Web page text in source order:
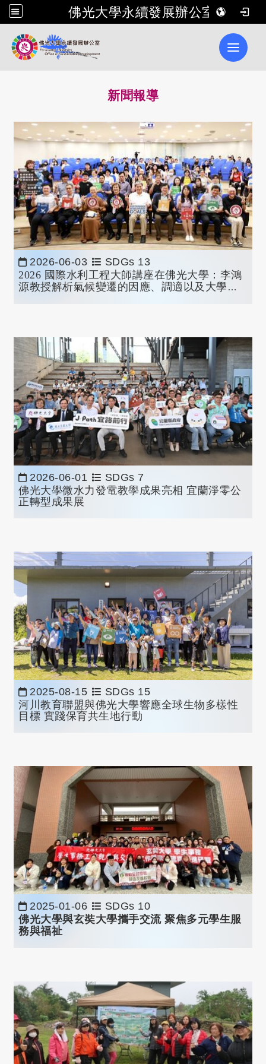
佛光大學永續發展辦公室
Toggle
新聞報導
2026-06-03
SDGs 13
2026 國際水利工程大師講座在佛光大學：李鴻
源教授解析氣候變遷的因應、調適以及大學社
2026-06-01
SDGs 7
佛光大學微水力發電教學成果亮相 宜蘭淨零公
正轉型成果展
2025-08-15
SDGs 15
河川教育聯盟與佛光大學響應全球生物多樣性
目標 實踐保育共生地行動
2025-01-06
SDGs 10
佛光大學與玄奘大學攜手交流 聚焦多元學生服
務與福祉